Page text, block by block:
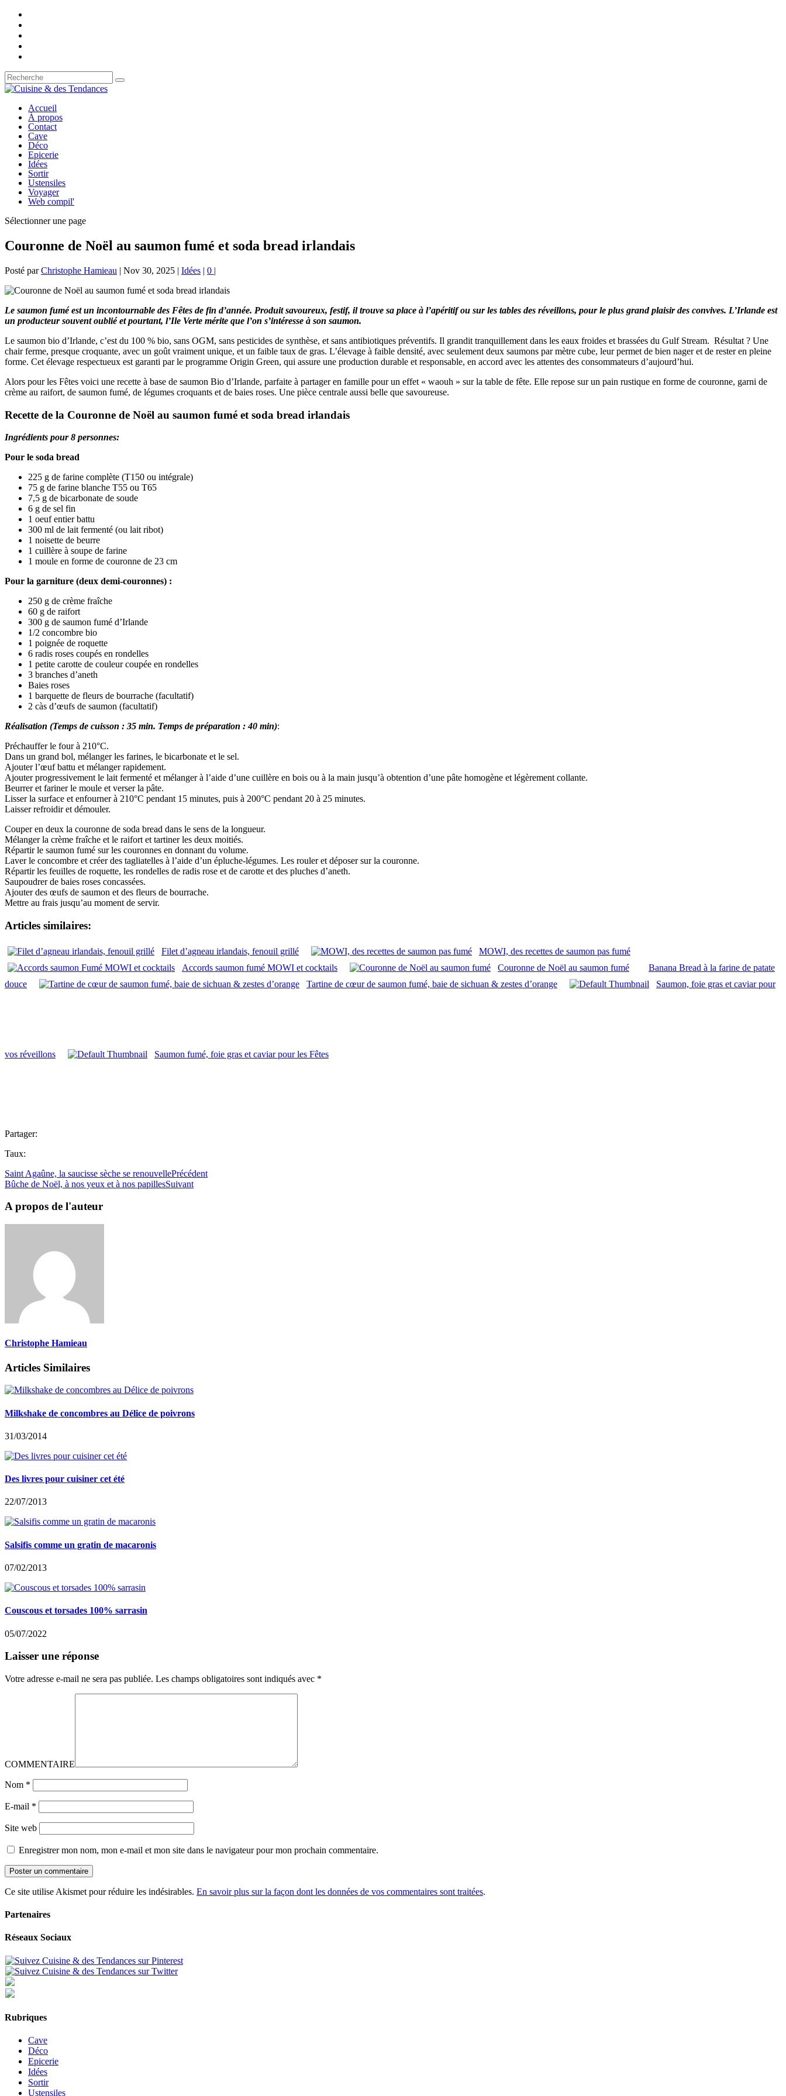
Accueil
À propos
Contact
Cave
Déco
Epicerie
Idées
Sortir
Ustensiles
Voyager
Web compil'
Sélectionner une page
Couronne de Noël au saumon fumé et soda bread irlandais
Posté parChristophe Hamieau | Nov 30, 2025 | Idées | 0 |
Le saumon fumé est un incontournable des Fêtes de fin d’année. Produit savoureux, festif, il trouve sa place à l’apéritif ou sur les tables des réveillons, pour le plus grand plaisir des convives. L’Irlande est
un producteur souvent oublié et pourtant, l’Ile Verte mérite que l’on s’intéresse à son saumon.
Le saumon bio d’Irlande, c’est du 100 % bio, sans OGM, sans pesticides de synthèse, et sans antibiotiques préventifs. Il grandit tranquillement dans les eaux froides et brassées du Gulf Stream. Résultat ? Une
chair ferme, presque croquante, avec un goût vraiment unique, et un faible taux de gras. L’élevage à faible densité, avec seulement deux saumons par mètre cube, leur permet de bien nager et de rester en pleine
forme. Cet élevage respectueux est garanti par le programme Origin Green, qui assure une production durable et responsable, en accord avec les attentes des consommateurs d’aujourd’hui.
Alors pour les Fêtes voici une recette à base de saumon Bio d’Irlande, parfaite à partager en famille pour un effet « waouh » sur la table de fête. Elle repose sur un pain rustique en forme de couronne, garni de
crème au raifort, de saumon fumé, de légumes croquants et de baies roses. Une pièce centrale aussi belle que savoureuse.
Recette de la Couronne de Noël au saumon fumé et soda bread irlandais
Ingrédients pour 8 personnes:
Pour le soda bread
225 g de farine complète (T150 ou intégrale)
75 g de farine blanche T55 ou T65
7,5 g de bicarbonate de soude
6 g de sel fin
1 oeuf entier battu
300 ml de lait fermenté (ou lait ribot)
1 noisette de beurre
1 cuillère à soupe de farine
1 moule en forme de couronne de 23 cm
Pour la garniture (deux demi-couronnes) :
250 g de crème fraîche
60 g de raifort
300 g de saumon fumé d’Irlande
1/2 concombre bio
1 poignée de roquette
6 radis roses coupés en rondelles
1 petite carotte de couleur coupée en rondelles
3 branches d’aneth
Baies roses
1 barquette de fleurs de bourrache (facultatif)
2 càs d’œufs de saumon (facultatif)
Réalisation (Temps de cuisson : 35 min. Temps de préparation : 40 min):
Préchauffer le four à 210°C.
Dans un grand bol, mélanger les farines, le bicarbonate et le sel.
Ajouter l’œuf battu et mélanger rapidement.
Ajouter progressivement le lait fermenté et mélanger à l’aide d’une cuillère en bois ou à la main jusqu’à obtention d’une pâte homogène et légèrement collante.
Beurrer et fariner le moule et verser la pâte.
Lisser la surface et enfourner à 210°C pendant 15 minutes, puis à 200°C pendant 20 à 25 minutes.
Laisser refroidir et démouler.
Couper en deux la couronne de soda bread dans le sens de la longueur.
Mélanger la crème fraîche et le raifort et tartiner les deux moitiés.
Répartir le saumon fumé sur les couronnes en donnant du volume.
Laver le concombre et créer des tagliatelles à l’aide d’un épluche-légumes. Les rouler et déposer sur la couronne.
Répartir les feuilles de roquette, les rondelles de radis rose et de carotte et des pluches d’aneth.
Saupoudrer de baies roses concassées.
Ajouter des œufs de saumon et des fleurs de bourrache.
Mettre au frais jusqu’au moment de servir.
Articles similaires:
Filet d’agneau irlandais, fenouil grillé
MOWI, des recettes de saumon pas fumé
Accords saumon fumé MOWI et cocktails
Couronne de Noël au saumon fumé
Banana Bread à la farine de patate
douce
Tartine de cœur de saumon fumé, baie de sichuan & zestes d’orange Saumon, foie gras et caviar pour
vos réveillons Saumon fumé, foie gras et caviar pour les Fêtes
Partager:
Taux:
Saint Agaûne, la saucisse sèche se renouvellePrécédent
Bûche de Noël, à nos yeux et à nos papillesSuivant
A propos de l'auteur
Christophe Hamieau
Articles Similaires
Milkshake de concombres au Délice de poivrons
31/03/2014
Des livres pour cuisiner cet été
22/07/2013
Salsifis comme un gratin de macaronis
07/02/2013
Couscous et torsades 100% sarrasin
05/07/2022
Laisser une réponse
Votre adresse e-mail ne sera pas publiée. Les champs obligatoires sont indiqués avec *
COMMENTAIRE
Nom *
E-mail *
Site web
Enregistrer mon nom, mon e-mail et mon site dans le navigateur pour mon prochain commentaire.
Ce site utilise Akismet pour réduire les indésirables. En savoir plus sur la façon dont les données de vos commentaires sont traitées.
Partenaires
Réseaux Sociaux
Rubriques
Cave
Déco
Epicerie
Idées
Sortir
Ustensiles